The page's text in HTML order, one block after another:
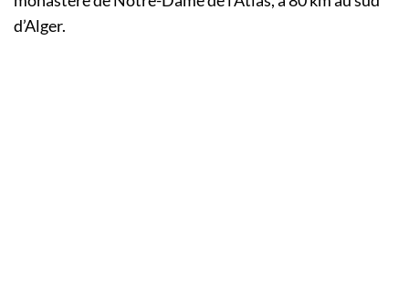
d’Alger.